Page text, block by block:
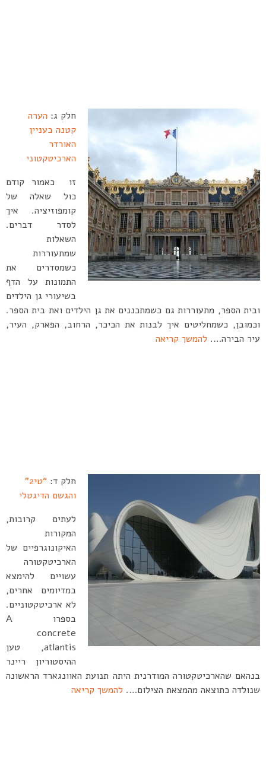
חלק ג: הערה
קטנה בעניין
האורדר
הארכיטקטוני
זו כאמור קודם
כול שאלה של
קומפוזיציה. איך
לסדר דברים.
השאלות
שמתעוררות
כשמסדרים את
התמונות על הדף
בשיעורי גן הילדים
ובית הספר, מתעוררות גם כשמתכננים את גן הילדים ואת בית הספר.
וכמובן, כשמחליטים איך לבנות את הכיכר, הרחוב, הפארק, העיר,
עיר הבירה…. להמשך קריאה
חלק ד:
“טי2”
והגשם הדיגטלי
לעתים קרובות,
המקורות
האיקונוגרפיים של
הארכיטקטורה
עשויים להימצא
במדיומים אחרים,
לא ארכיטקטוניים.
בספרו A
concrete
atlantis, טען
ההיסטוריון ריינר
בנהאם שהארכיטקטורה המודרנית היתה תנועת האוונגארד הראשונה
שנולדה כתוצאה מהמצאת הצילום…. להמשך קריאה